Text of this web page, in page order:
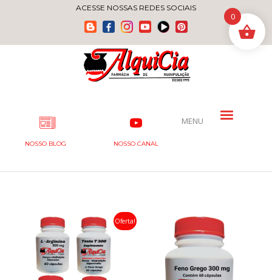
conteúdo
ACESSE NOSSAS REDES SOCIAIS
NOSSO BLOG NOSSO CANAL
MENU
Oferta!
0